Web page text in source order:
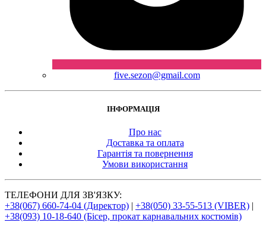
five.sezon@gmail.com
ІНФОРМАЦІЯ
Про нас
Доставка та оплата
Гарантія та повернення
Умови використання
ТЕЛЕФОНИ ДЛЯ ЗВ'ЯЗКУ:
+38(067) 660-74-04 (Директор) | +38(050) 33-55-513 (VIBER) |
+38(093) 10-18-640 (Бісер, прокат карнавальних костюмів)